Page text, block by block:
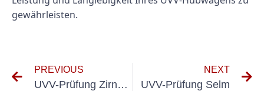
gewährleisten.
PREVIOUS
UVV-Prüfung Zirndorf
NEXT
UVV-Prüfung Selm